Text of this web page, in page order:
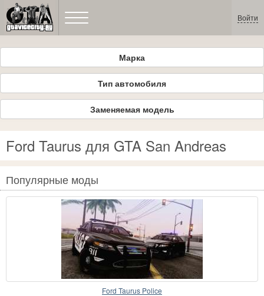
Войти
Марка
Тип автомобиля
Заменяемая модель
Ford Taurus для GTA San Andreas
Популярные моды
Ford Taurus Police